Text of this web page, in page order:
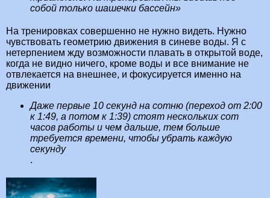
собой только шашечки бассейн»
На тренировках совершенно не нужно видеть. Нужно
чувствовать геометрию движения в синеве воды. Я с
нетерпением жду возможности плавать в открытой воде,
когда не видно ничего, кроме воды и все внимание не
отвлекается на внешнее, и фокусируется именно на
движении
Даже первые 10 секунд на сотню (переход от 2:00
к 1:49, а потом к 1:39) стоят нескольких сот
часов работы и чем дальше, тем больше
требуется времени, чтобы убрать каждую
секунду
.